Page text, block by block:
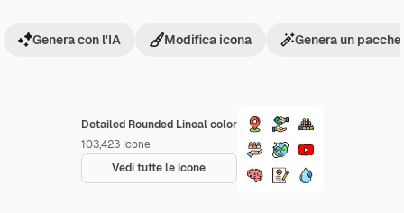
Detailed Rounded Lineal color
103,423 Icone
Vedi tutte le icone
Genera con l'IA Modifica icona Genera un